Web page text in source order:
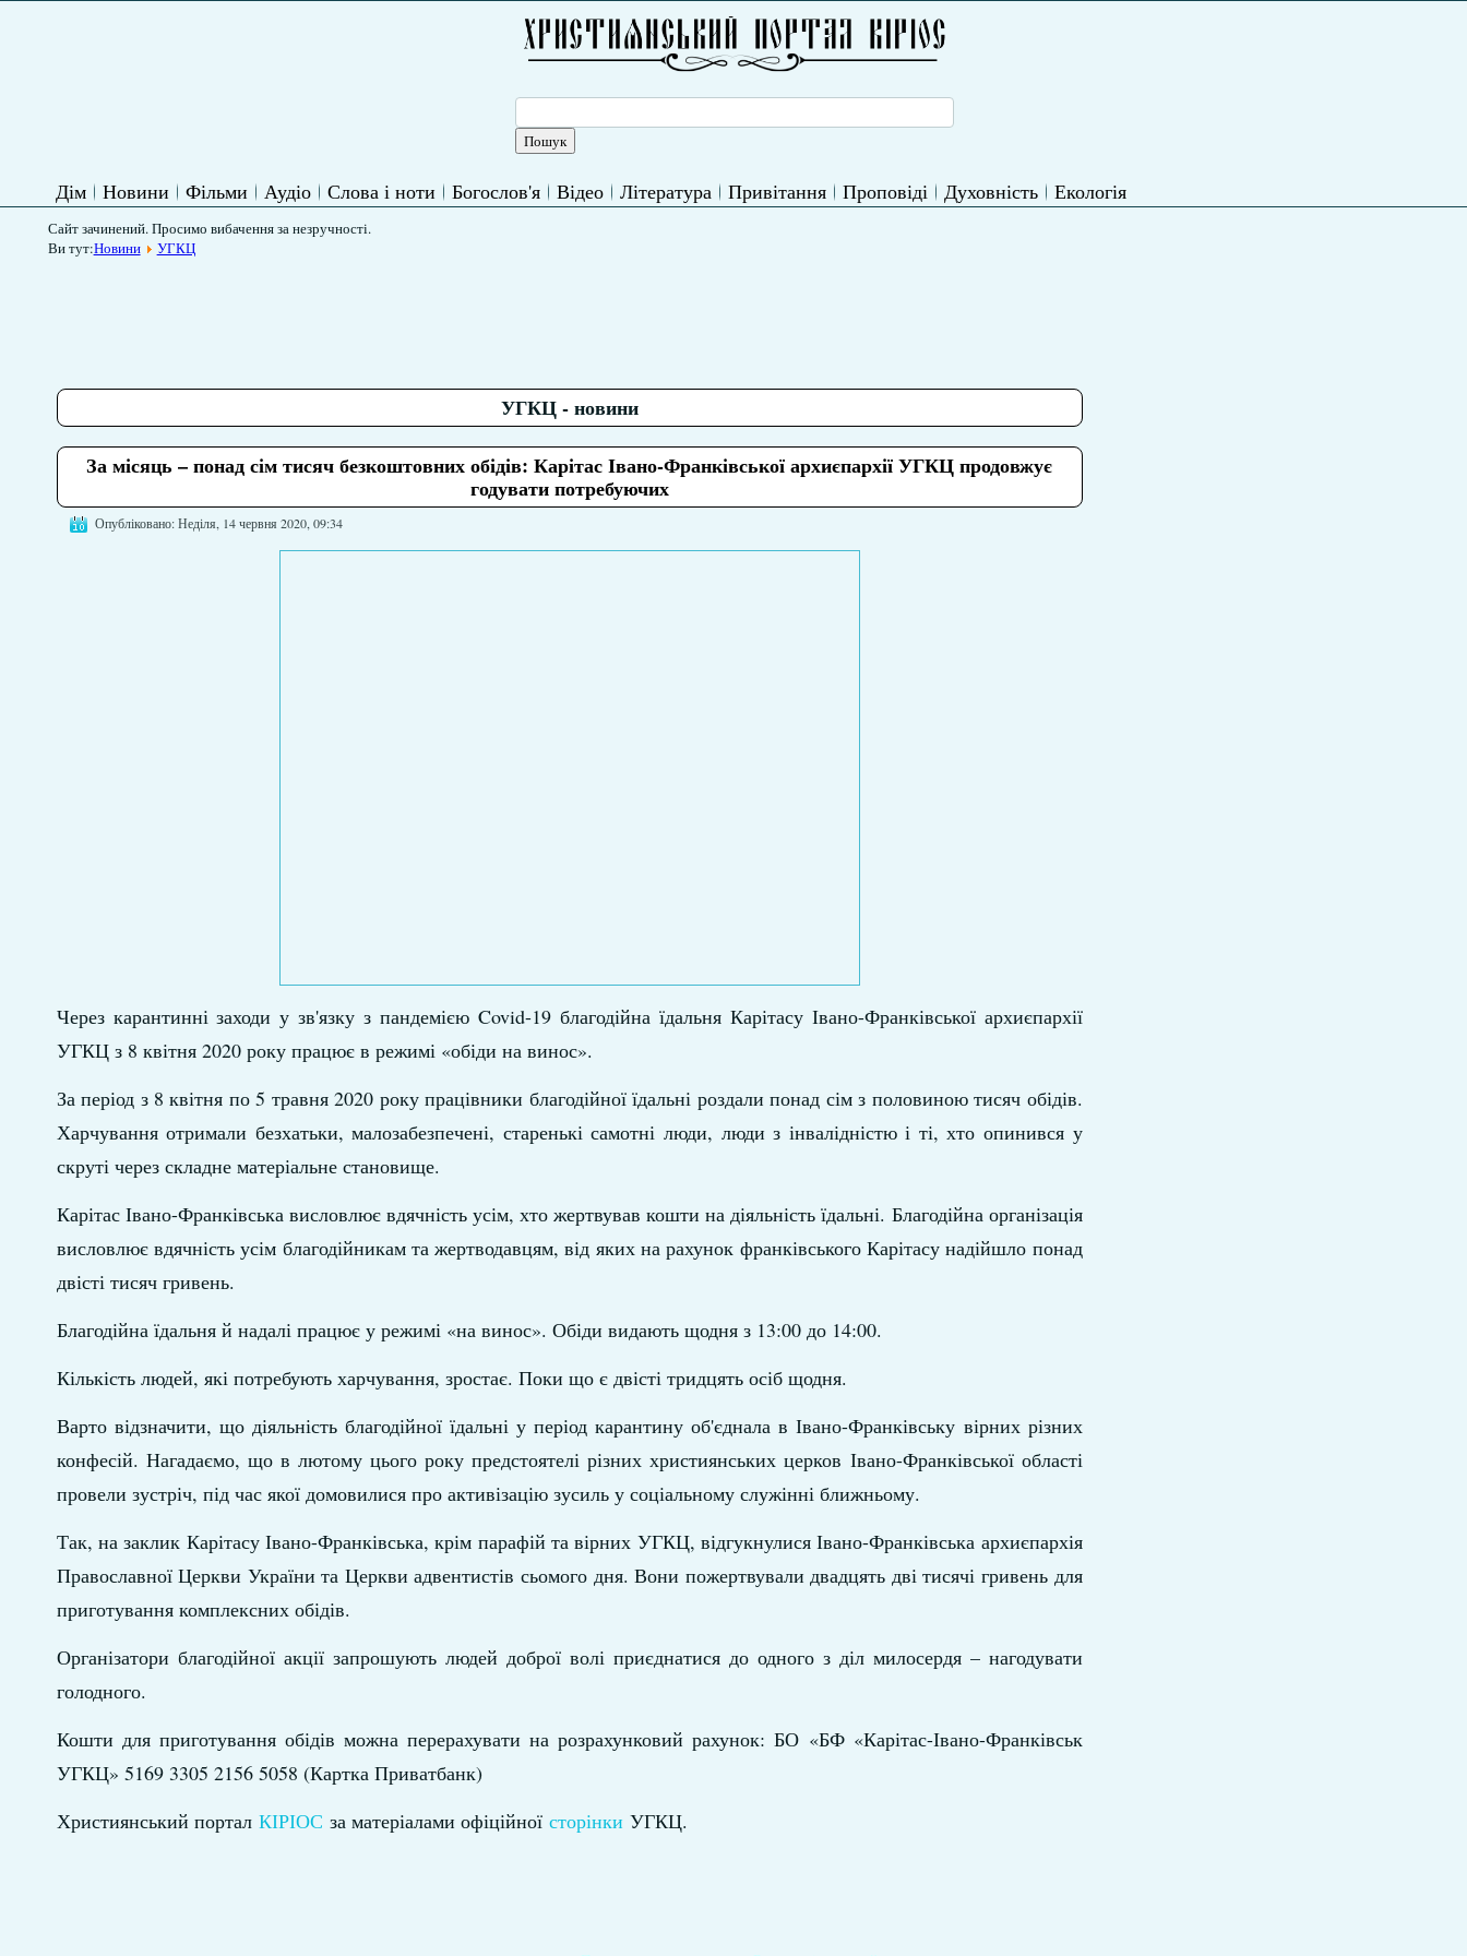
Дім Новини Фільми Аудіо Слова і ноти Богослов'я Відео Література Привітання Проповіді Духовність Екологія
Сайт зачинений. Просимо вибачення за незручності.
Ви тут:Новини УГКЦ
УГКЦ - новини
За місяць – понад сім тисяч безкоштовних обідів: Карітас Івано-Франківської архиєпархії УГКЦ продовжує
годувати потребуючих
Опубліковано: Неділя, 14 червня 2020, 09:34
Через карантинні заходи у зв'язку з пандемією Covid-19 благодійна їдальня Карітасу Івано-Франківської архиєпархії
УГКЦ з 8 квітня 2020 року працює в режимі «обіди на винос».
За період з 8 квітня по 5 травня 2020 року працівники благодійної їдальні роздали понад сім з половиною тисяч обідів.
Харчування отримали безхатьки, малозабезпечені, старенькі самотні люди, люди з інвалідністю і ті, хто опинився у
скруті через складне матеріальне становище.
Карітас Івано-Франківська висловлює вдячність усім, хто жертвував кошти на діяльність їдальні. Благодійна організація
висловлює вдячність усім благодійникам та жертводавцям, від яких на рахунок франківського Карітасу надійшло понад
двісті тисяч гривень.
Благодійна їдальня й надалі працює у режимі «на винос». Обіди видають щодня з 13:00 до 14:00.
Кількість людей, які потребують харчування, зростає. Поки що є двісті тридцять осіб щодня.
Варто відзначити, що діяльність благодійної їдальні у період карантину об'єднала в Івано-Франківську вірних різних
конфесій. Нагадаємо, що в лютому цього року предстоятелі різних християнських церков Івано-Франківської області
провели зустріч, під час якої домовилися про активізацію зусиль у соціальному служінні ближньому.
Так, на заклик Карітасу Івано-Франківська, крім парафій та вірних УГКЦ, відгукнулися Івано-Франківська архиєпархія
Православної Церкви України та Церкви адвентистів сьомого дня. Вони пожертвували двадцять дві тисячі гривень для
приготування комплексних обідів.
Організатори благодійної акції запрошують людей доброї волі приєднатися до одного з діл милосердя – нагодувати
голодного.
Кошти для приготування обідів можна перерахувати на розрахунковий рахунок: БО «БФ «Карітас-Івано-Франківськ
УГКЦ» 5169 3305 2156 5058 (Картка Приватбанк)
Християнський портал КІРІОС за матеріалами офіційної сторінки УГКЦ.